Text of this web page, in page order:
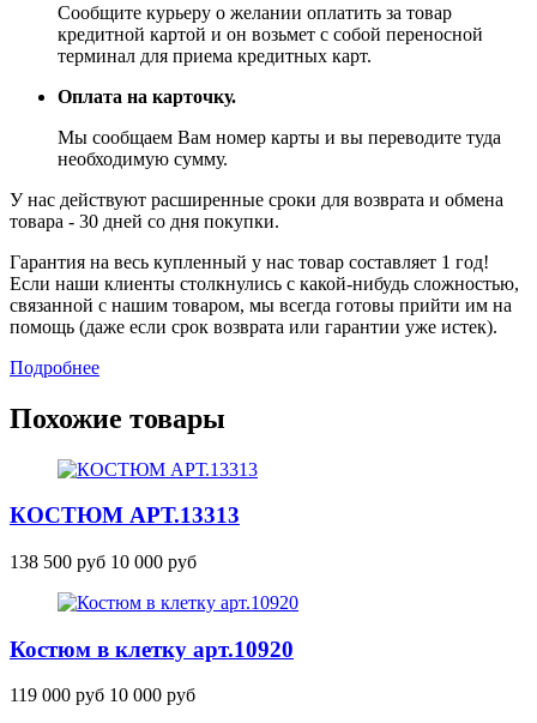
Сообщите курьеру о желании оплатить за товар
кредитной картой и он возьмет с собой переносной
терминал для приема кредитных карт.
Оплата на карточку.
Мы сообщаем Вам номер карты и вы переводите туда
необходимую сумму.
У нас действуют расширенные сроки для возврата и обмена
товара - 30 дней со дня покупки.
Гарантия на весь купленный у нас товар составляет 1 год!
Если наши клиенты столкнулись с какой-нибудь сложностью,
связанной с нашим товаром, мы всегда готовы прийти им на
помощь (даже если срок возврата или гарантии уже истек).
Подробнее
Похожие товары
КОСТЮМ АРТ.13313
138 500 руб 10 000 руб
Костюм в клетку арт.10920
119 000 руб 10 000 руб